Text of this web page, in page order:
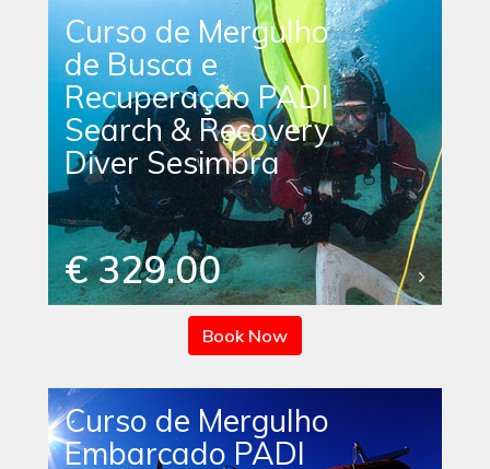
Curso de Mergulho
de Busca e
Recuperação PADI
Search & Recovery
Diver Sesimbra
€ 329.00
Book Now
Curso de Mergulho
Embarcado PADI